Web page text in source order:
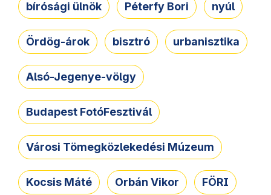
bírósági ülnök Péterfy Bori nyúl
Ördög-árok bisztró urbanisztika
Alsó-Jegenye-völgy
Budapest FotóFesztivál
Városi Tömegközlekedési Múzeum
Kocsis Máté Orbán Vikor FÖRI